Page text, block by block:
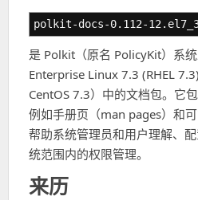
polkit-docs-0.112-
是 Polkit（原名 PolicyKit）系
Enterprise Linux 7.3 (RHEL
CentOS 7.3）中的文档包。它
例如手册页（man pages）和
帮助系统管理员和用户理解、
统范围内的权限管理。
来历